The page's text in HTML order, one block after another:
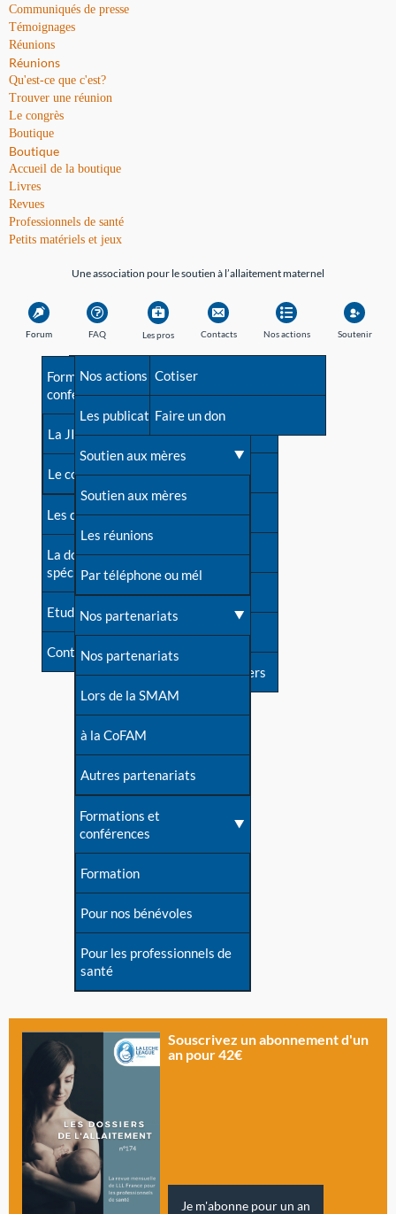
Communiqués de presse
Témoignages
Réunions
Réunions
Qu'est-ce que c'est?
Trouver une réunion
Le congrès
Boutique
Boutique
Accueil de la boutique
Livres
Revues
Professionnels de santé
Petits matériels et jeux
Une association pour le soutien à l’allaitement maternel
Forum FAQ
Avant la naissance
Les débuts
Une difficulté d'allaitement ?
Cas particuliers
Mythes et vérités
Devenir animatrice ?
Une question sur le site
Les pros
Formations et
conférences
La JIA
Le congrès
Les dossiers de l'allaitement
La documentation
spécialisée
Etudes récentes
Contact
Contacts
Besoin d'aide?
Répertoire de tous les
contacts
Contact presse
Dossier de presse
Soutenir LLL
Livre d'or
Forum
S'inscrire à nos newsletters
Nos actions
Nos actions
Les publications
Soutien aux mères
Soutien aux mères
Les réunions
Par téléphone ou mél
Nos partenariats
Nos partenariats
Lors de la SMAM
à la CoFAM
Autres partenariats
Formations et
conférences
Formation
Pour nos bénévoles
Pour les professionnels de
santé
Soutenir
Cotiser
Faire un don
Souscrivez un abonnement d'un
an pour 42€
Je m'abonne pour un an